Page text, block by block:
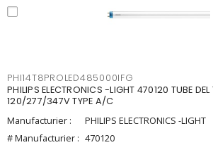
PHI14T8PROLED485000IFG
PHILIPS ELECTRONICS -LIGHT 470120 TUBE
120/277/347V TYPE A/C
Manufacturier :
PHILIPS ELECTRONICS -LIGHT
# Manufacturier : 470120